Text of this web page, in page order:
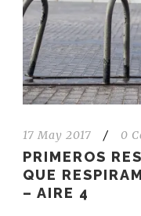
17 May 2017 / 0
PRIMEROS
QUE
– AIRE 4